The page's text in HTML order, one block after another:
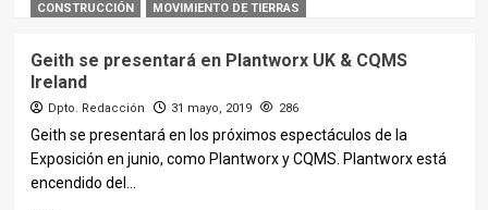
CONSTRUCCIÓN MOVIMIENTO DE TIERRAS
Geith se presentará en Plantworx UK & CQMS
Ireland
Dpto. Redacción 31 mayo, 2019 286
Geith se presentará en los próximos espectáculos de la
Exposición en junio, como Plantworx y CQMS. Plantworx está
encendido del...